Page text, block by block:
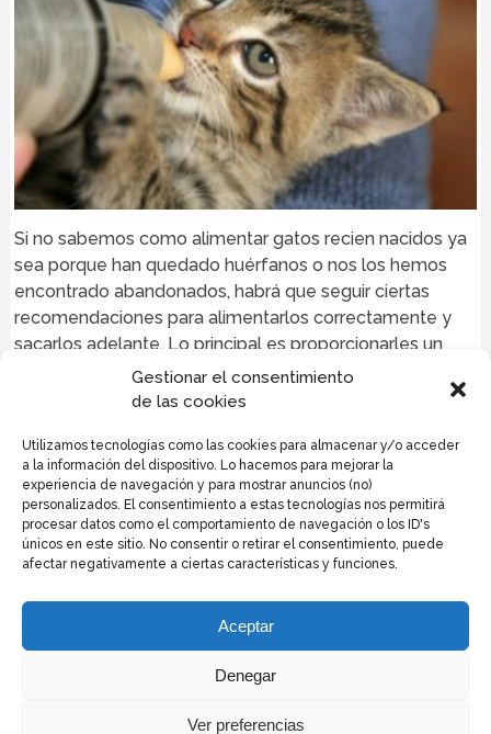
Gestionar el consentimiento
de las cookies
Utilizamos tecnologías como las cookies para almacenar y/o acceder
a la información del dispositivo. Lo hacemos para mejorar la
experiencia de navegación y para mostrar anuncios (no)
personalizados. El consentimiento a estas tecnologías nos permitirá
procesar datos como el comportamiento de navegación o los ID's
únicos en este sitio. No consentir o retirar el consentimiento, puede
afectar negativamente a ciertas características y funciones.
Aceptar
Denegar
Ver preferencias
Si no sabemos como alimentar gatos recien nacidos ya
sea porque han quedado huérfanos o nos los hemos
encontrado abandonados, habrá que seguir ciertas
recomendaciones para alimentarlos correctamente y
sacarlos adelante. Lo principal es proporcionarles un
lugar cálido donde se sientan …
Informacion de cookies